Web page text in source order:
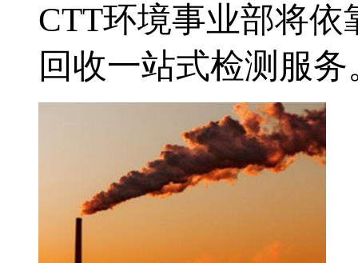
CTT环境事业部将
回收一站式检测服